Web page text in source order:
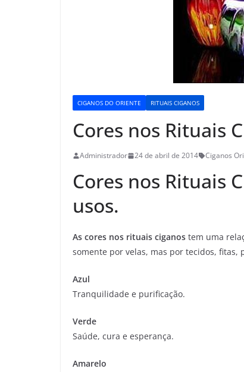
CIGANOS DO ORIENTE RITUAIS CIGANOS
Cores nos Rituais
Administrador 24 de abril de 2014 Ciganos
Cores nos Rituais
usos.
As cores nos rituais ciganos tem uma
somente por velas, mas por tecidos, fitas,
Azul
Tranquilidade e purificação.
Verde
Saúde, cura e esperança.
Amarelo